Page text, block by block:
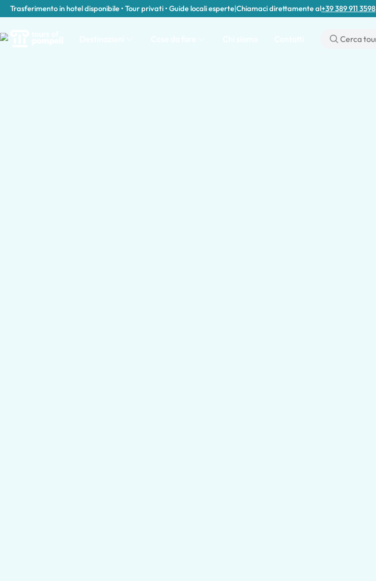
Trasferimento in hotel disponibile • Tour privati • Guide locali esperte|Chiamaci direttamente al+39 389 911 3598